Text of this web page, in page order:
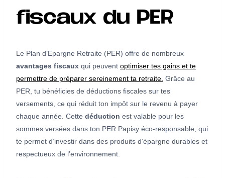
fiscaux du PER
Le Plan d’Epargne Retraite (PER) offre de nombreux
avantages fiscaux qui peuvent optimiser tes gains et te
permettre de préparer sereinement ta retraite. Grâce au
PER, tu bénéficies de déductions fiscales sur tes
versements, ce qui réduit ton impôt sur le revenu à payer
chaque année. Cette déduction est valable pour les
sommes versées dans ton PER Papisy éco-responsable, qui
te permet d’investir dans des produits d’épargne durables et
respectueux de l’environnement.